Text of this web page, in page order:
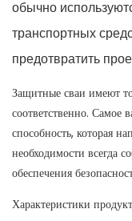
обычно
транспортных
предотвратить
Защитные сваи имеют
соответственно. Самое
способность, которая
необходимости всегда
обеспечения
Характеристики